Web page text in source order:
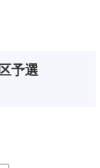
予選